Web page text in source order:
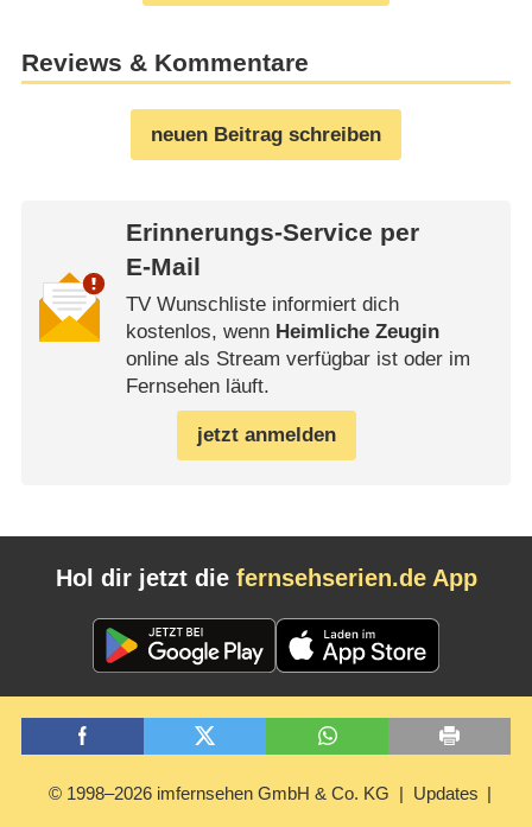
Reviews & Kommentare
neuen Beitrag schreiben
Erinnerungs-Service per
E-Mail
TV Wunschliste informiert dich
kostenlos, wenn Heimliche Zeugin
online als Stream verfügbar ist oder im
Fernsehen läuft.
jetzt anmelden
Hol dir jetzt die fernsehserien.de App
© 1998–2026 imfernsehen GmbH & Co. KG Updates